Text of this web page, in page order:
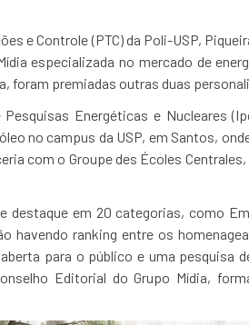
e Controle (PTC) da Poli-USP,
especializada no mercado de
foram premiadas outras duas
Energéticas e Nucleares
no campus da USP, em Santos,
com o Groupe des Écoles
destaque em 20 categorias, como
havendo ranking entre os
para o público e uma pesquisa
Editorial do Grupo Mídia,